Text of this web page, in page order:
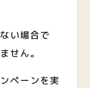
い場合で
せん。
ペーンを実